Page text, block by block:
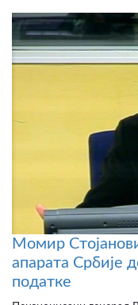
Момир
апарата Србије
податке